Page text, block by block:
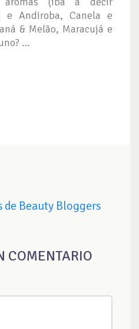
e Andiroba, Canela e
& Melão, Maracujá e
…
de Beauty Bloggers
COMENTARIO